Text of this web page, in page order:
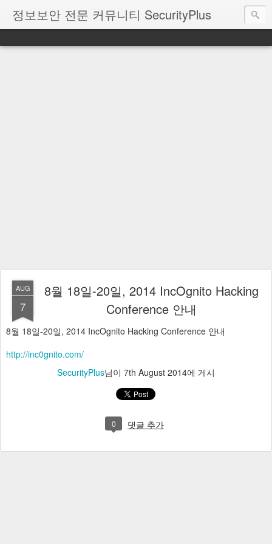
정보보안 전문 커뮤니티 SecurityPlus
AUG
7
8월 18일-20일, 2014 IncOgnito Hacking
Conference 안내
8월 18일-20일, 2014 IncOgnito Hacking Conference 안내
http://inc0gnito.com/
SecurityPlus님이 7th August 2014에 게시
0 댓글 추가